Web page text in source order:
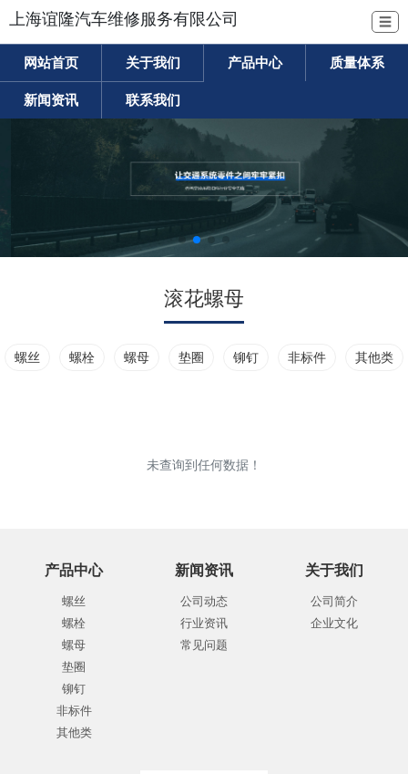
上海谊隆汽车维修服务有限公司 ☰
网站首页 关于我们 产品中心 质量体系
新闻资讯 联系我们
滚花螺母
螺丝 螺栓 螺母 垫圈 铆钉 非标件 其他类
未查询到任何数据！
产品中心
螺丝
螺栓
螺母
垫圈
铆钉
非标件
其他类
新闻资讯
公司动态
行业资讯
常见问题
关于我们
公司简介
企业文化